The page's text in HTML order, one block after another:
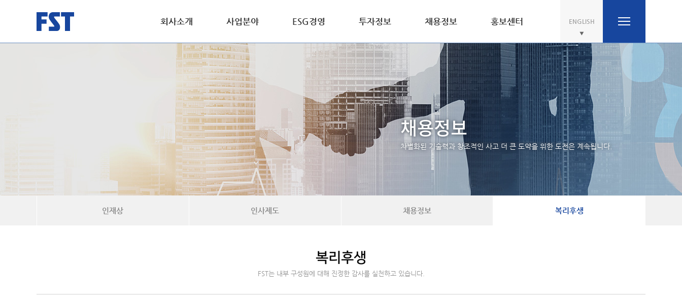
회사소개 사업분야 ESG경영 투자정보 채용정보 홍보센터 ENGLISH
채용정보
차별화된 기술력과 창조적인 사고 더 큰 도약을 위한 도전은 계속됩니다.
인재상 인사제도 채용정보 복리후생
복리후생
FST는 내부 구성원에 대해 진정한 감사를 실천하고 있습니다.